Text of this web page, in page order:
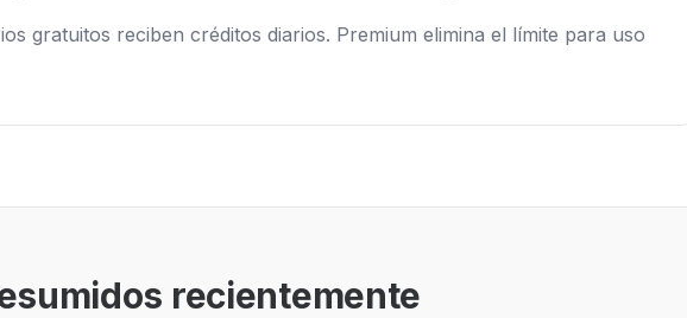
gratuitos reciben créditos diarios. Premium elimina el límite para uso
recientemente